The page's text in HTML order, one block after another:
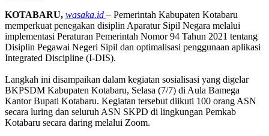
KOTABARU, wasaka.id – ‎Pemerintah Kabupaten Kotabaru
memperkuat penegakan disiplin Aparatur Sipil Negara melalui
implementasi Peraturan Pemerintah Nomor 94 Tahun 2021 tentang
Disiplin Pegawai Negeri Sipil dan optimalisasi penggunaan aplikasi
Integrated Discipline (I-DIS).
‎Langkah ini disampaikan dalam kegiatan sosialisasi yang digelar
BKPSDM Kabupaten Kotabaru, Selasa (7/7) di Aula Bamega
Kantor Bupati Kotabaru. Kegiatan tersebut diikuti 100 orang ASN
secara luring dan seluruh ASN SKPD di lingkungan Pemkab
Kotabaru secara daring melalui Zoom.